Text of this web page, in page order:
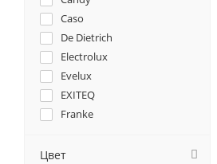
Caso
De Dietrich
Electrolux
Evelux
EXITEQ
Franke
GRAUDE
Цвет